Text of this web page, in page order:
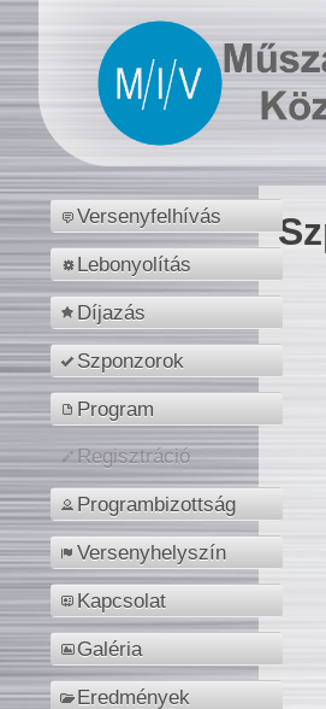
Versenyfelhívás
Lebonyolítás
Díjazás
Szponzorok
Program
Regisztráció
Programbizottság
Versenyhelyszín
Kapcsolat
Galéria
Eredmények